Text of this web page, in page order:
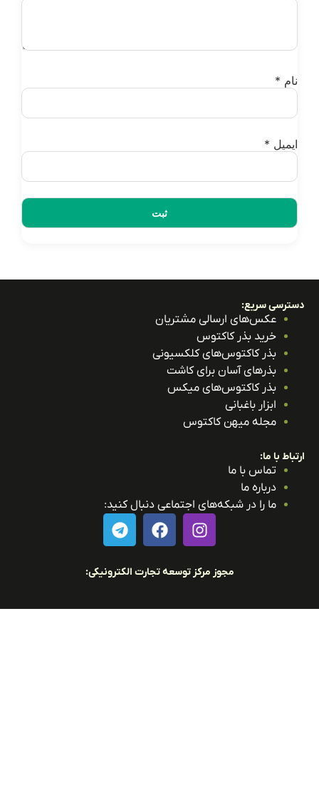
*
سریع:
عکس‌های ارسالی مشتریان
خرید بذر کاکتوس
بذر کاکتوس‌های کلکسیونی
بذرهای آسان برای کاشت
بذر کاکتوس‌های میکس
ابزار باغبانی
مجله میهن کاکتوس
با ما:
تماس با ما
درباره ما
ما را در شبکه‌های اجتماعی دنبال کنید:
مجوز مرکز توسعه تجارت الکترونیکی: